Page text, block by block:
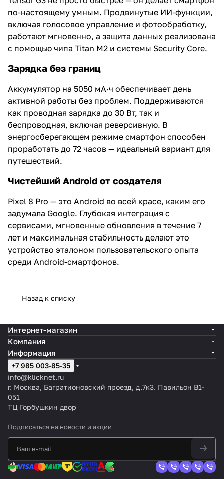
по-настоящему умным. Продвинутые ИИ-функции,
включая голосовое управление и фотообработку,
работают мгновенно, а защита данных реализована
с помощью чипа Titan M2 и системы Security Core.
Зарядка без границ
Аккумулятор на 5050 мА·ч обеспечивает день
активной работы без проблем. Поддерживаются
как проводная зарядка до 30 Вт, так и
беспроводная, включая реверсивную. В
энергосберегающем режиме смартфон способен
проработать до 72 часов — идеальный вариант для
путешествий.
Чистейший Android от создателя
Pixel 8 Pro — это Android во всей красе, каким его
задумала Google. Глубокая интеграция с
сервисами, мгновенные обновления в течение 7
лет и максимальная стабильность делают это
устройство эталоном пользовательского опыта
среди Android-смартфонов.
Назад к списку
Интернет-магазин
Компания
Информация
+7 985 003-85-35
info@klicknet.ru
г. Москва, Багратионовский проезд, д.7к3. Павильон B1-
051
ТЦ Горбушкин двор
Подписаться на новости и акции